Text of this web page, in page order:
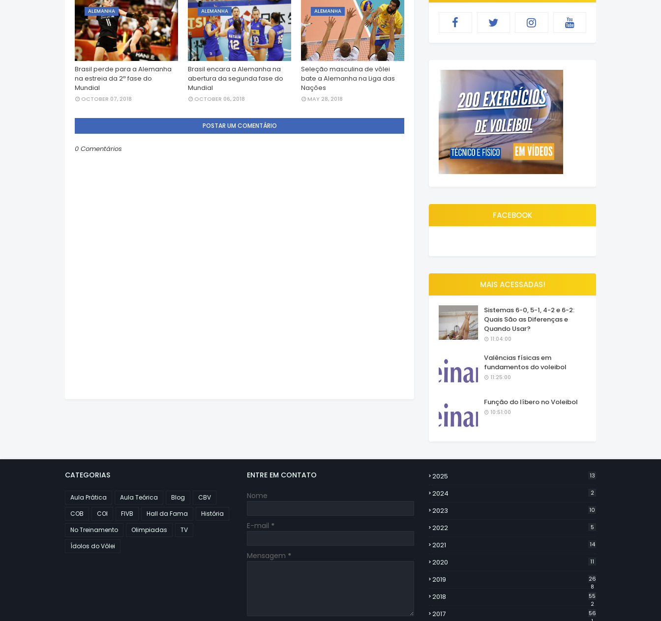
ALEMANHA
Brasil perde para a Alemanha
na estreia da 2ª fase do
Mundial
OCTOBER 07, 2018
ALEMANHA
Brasil encara a Alemanha na
abertura da segunda fase do
Mundial
OCTOBER 06, 2018
ALEMANHA
Seleção masculina de vôlei
bate a Alemanha na Liga das
Nações
MAY 28, 2018
POSTAR UM COMENTÁRIO
0 Comentários
FACEBOOK
MAIS ACESSADAS!
Sistemas 6-0, 5-1, 4-2 e 6-2:
Quais São as Diferenças e
Quando Usar?
11:04:00
Valências físicas em
fundamentos do voleibol
11:25:00
Função do líbero no Voleibol
10:51:00
CATEGORIAS
Aula Prática Aula Teórica Blog
CBV
COB
COI FIVB Hall da Fama
História
No Treinamento
Olimpiadas
TV
Ídolos do Vôlei
ENTRE EM CONTATO
Nome
E-mail *
Mensagem *
2025 13
2024 2
2023 10
2022 5
2021 14
2020 11
2019
26
8
2018
55
2
2017
56